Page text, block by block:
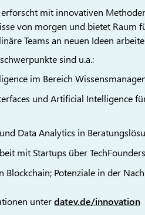
erforscht mit innovativen
von morgen und bietet Raum
Teams an neuen Ideen
sind u.a.:
im Bereich
und Artificial Intelligence
Data Analytics in
mit Startups über
Blockchain; Potenziale in der
unterdatev.de/innovation